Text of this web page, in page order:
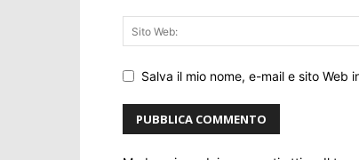
Salva il mio nome, e-mail e sito Web